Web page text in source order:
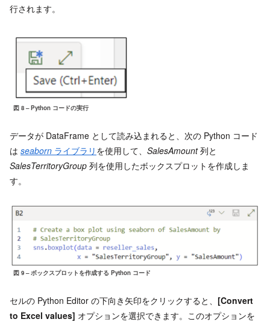
行されます。
図 8 – Python コードの実行
データが DataFrame として読み込まれると、次の Python コード
は seaborn ライブラリ を使用して、 SalesAmount列と
SalesTerritoryGroup 列を使用したボックスプロットを作成しま
す。
図 9 – ボックスプロットを作成する Python コード
セルの Python Editor の下向き矢印をクリックすると、 [Convert
to Excel values] オプションを選択できます。このオプションを